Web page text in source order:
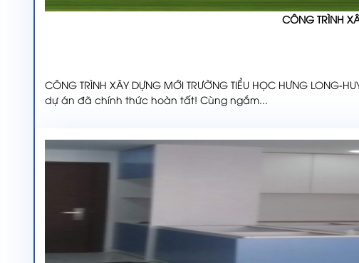
CÔNG TRÌNH
CÔNG TRÌNH XÂY DỰNG MỚI TRƯỜNG TIỂU HỌC HƯNG
dự án đã chính thức hoàn tất! Cùng ngắm...